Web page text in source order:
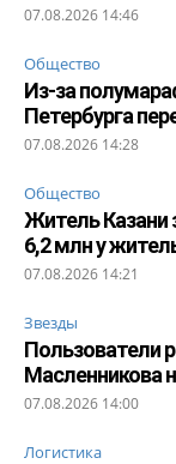
07.08.2026 14:46
Общество
Из-за
Петербурга
07.08.2026 14:28
Общество
Житель Казани
6,2 млн у
07.08.2026 14:21
Звезды
Пользователи
Масленникова
07.08.2026 14:00
Логистика